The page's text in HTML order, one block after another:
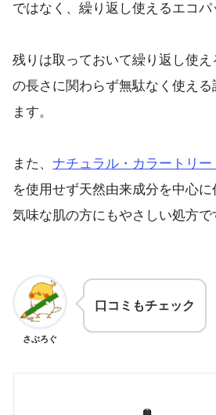
ではなく、繰り返し使えるエコパ
残りは取っておいて繰り返し使
の長さに関わらず無駄なく使え
ます。
また、 ナチュラル・カラートリー
を使用せず天然由来成分を中心
気味な肌の方にもやさしい処方で
さぶろぐ
口コミもチェック